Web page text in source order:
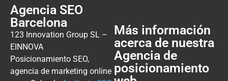
Agencia SEO
Barcelona
123 Innovation Group SL –
EINNOVA
Posicionamiento SEO,
agencia de marketing online
Más información
acerca de nuestra
Agencia de
posicionamiento